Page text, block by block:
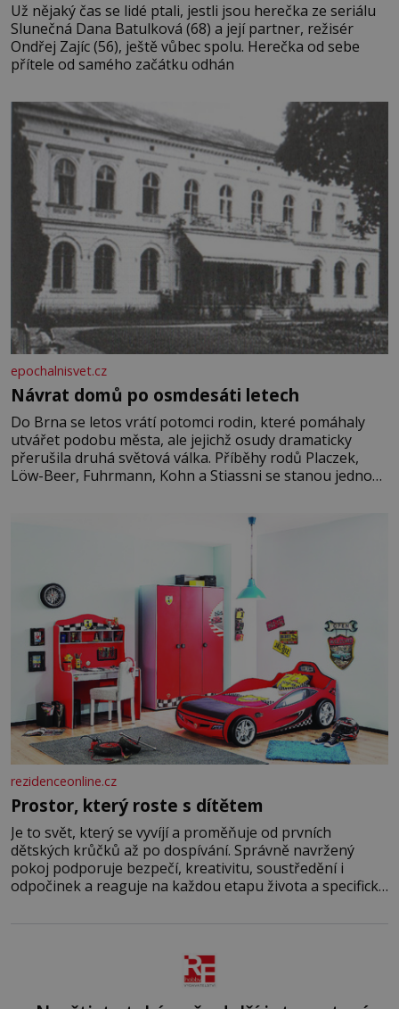
Už nějaký čas se lidé ptali, jestli jsou herečka ze seriálu
Slunečná Dana Batulková (68) a její partner, režisér
Ondřej Zajíc (56), ještě vůbec spolu. Herečka od sebe
přítele od samého začátku odhán
epochalnisvet.cz
Návrat domů po osmdesáti letech
Do Brna se letos vrátí potomci rodin, které pomáhaly
utvářet podobu města, ale jejichž osudy dramaticky
přerušila druhá světová válka. Příběhy rodů Placzek,
Löw-Beer, Fuhrmann, Kohn a Stiassni se stanou jednou
jednoduché. Místa, která si člověk pamatuje z rodinných
rezidenceonline.cz
Prostor, který roste s dítětem
Je to svět, který se vyvíjí a proměňuje od prvních
dětských krůčků až po dospívání. Správně navržený
pokoj podporuje bezpečí, kreativitu, soustředění i
odpočinek a reaguje na každou etapu života a specifické